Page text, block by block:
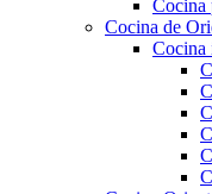
Cocina
Cocina de
Cocina